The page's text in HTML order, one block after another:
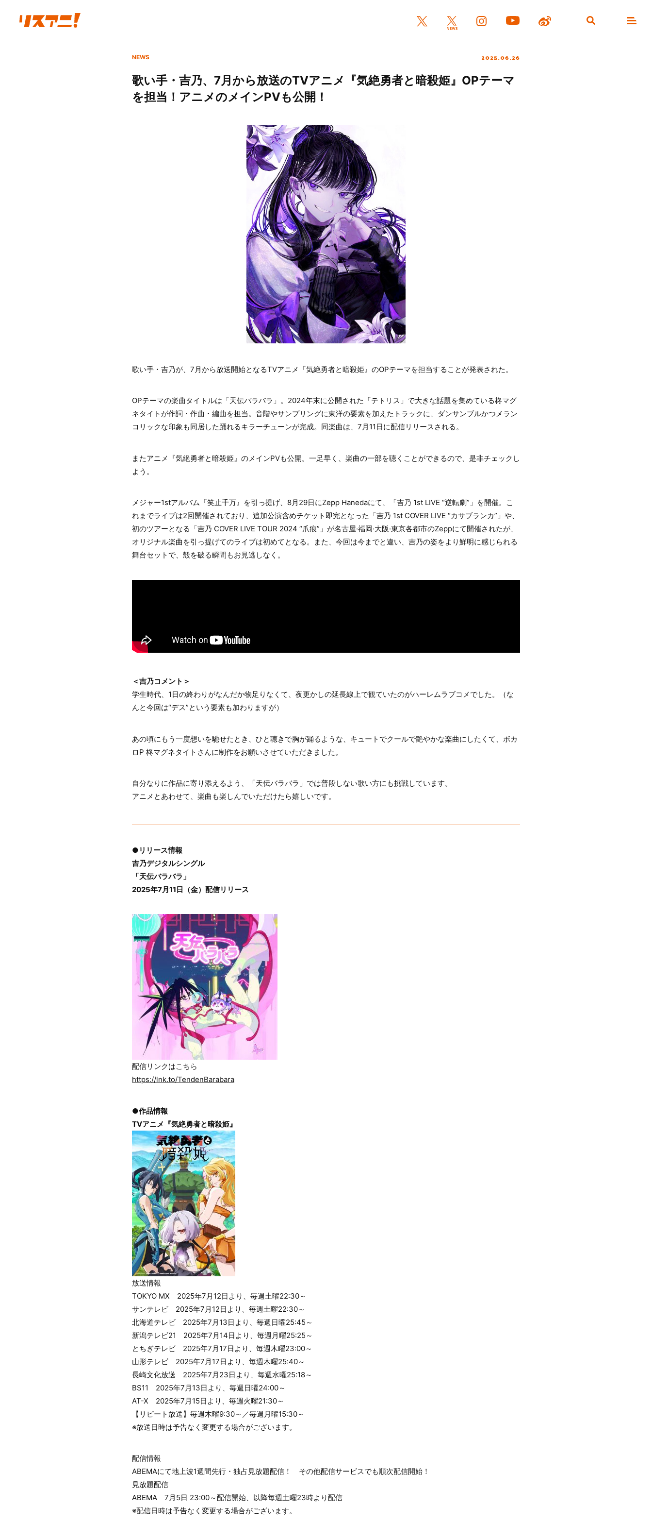
NEWS 2025.06.26
歌い手・吉乃、7月から放送のTVアニメ『気絶勇者と暗殺姫』OPテーマ
を担当！アニメのメインPVも公開！
歌い手・吉乃が、7月から放送開始となるTVアニメ『気絶勇者と暗殺姫』のOPテーマを担当することが発表された。
OPテーマの楽曲タイトルは「天伝バラバラ」。2024年末に公開された「テトリス」で大きな話題を集めている柊マグ
ネタイトが作詞・作曲・編曲を担当。音階やサンプリングに東洋の要素を加えたトラックに、ダンサンブルかつメラン
コリックな印象も同居した踊れるキラーチューンが完成。同楽曲は、7月11日に配信リリースされる。
またアニメ『気絶勇者と暗殺姫』のメインPVも公開。一足早く、楽曲の一部を聴くことができるので、是非チェックし
よう。
メジャー1stアルバム『笑止千万』を引っ提げ、8月29日にZepp Hanedaにて、「吉乃 1st LIVE “逆転劇”」を開催。こ
れまでライブは2回開催されており、追加公演含めチケット即完となった「吉乃 1st COVER LIVE “カサブランカ”」や、
初のツアーとなる「吉乃 COVER LIVE TOUR 2024 “爪痕”」が名古屋·福岡·大阪·東京各都市のZeppにて開催されたが、
オリジナル楽曲を引っ提げてのライブは初めてとなる。また、今回は今までと違い、吉乃の姿をより鮮明に感じられる
舞台セットで、殻を破る瞬間もお見逃しなく。
＜吉乃コメント＞
学生時代、1日の終わりがなんだか物足りなくて、夜更かしの延長線上で観ていたのがハーレムラブコメでした。（な
んと今回は“デス”という要素も加わりますが）
あの頃にもう一度想いを馳せたとき、ひと聴きで胸が踊るような、キュートでクールで艶やかな楽曲にしたくて、ボカ
ロP 柊マグネタイトさんに制作をお願いさせていただきました。
自分なりに作品に寄り添えるよう、「天伝バラバラ」では普段しない歌い方にも挑戦しています。
アニメとあわせて、楽曲も楽しんでいただけたら嬉しいです。
●リリース情報
吉乃デジタルシングル
「天伝バラバラ」
2025年7月11日（金）配信リリース
配信リンクはこちら
https://lnk.to/TendenBarabara
●作品情報
TVアニメ『気絶勇者と暗殺姫』
放送情報
TOKYO MX 2025年7月12日より、毎週土曜22:30～
サンテレビ 2025年7月12日より、毎週土曜22:30～
北海道テレビ 2025年7月13日より、毎週日曜25:45～
新潟テレビ21 2025年7月14日より、毎週月曜25:25～
とちぎテレビ 2025年7月17日より、毎週木曜23:00～
山形テレビ 2025年7月17日より、毎週木曜25:40～
長崎文化放送 2025年7月23日より、毎週水曜25:18～
BS11 2025年7月13日より、毎週日曜24:00～
AT-X 2025年7月15日より、毎週火曜21:30～
【リピート放送】毎週木曜9:30～／毎週月曜15:30～
※放送日時は予告なく変更する場合がございます。
配信情報
ABEMAにて地上波1週間先行・独占見放題配信！ その他配信サービスでも順次配信開始！
見放題配信
ABEMA 7月5日 23:00～配信開始、以降毎週土曜23時より配信
※配信日時は予告なく変更する場合がございます。